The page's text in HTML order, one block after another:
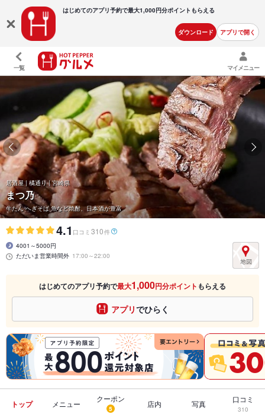
はじめてのアプリ予約で最大1,000円分ポイントもらえる
ダウンロード アプリで開く
一覧 マイメニュー
居酒屋 | 橘通り | 宮崎県
まつ乃
牛たん へぎそば 魚など焼酎、日本酒が豊富
4.1 口コミ 310件
4001～5000円
ただいま営業時間外 17:00～22:00
はじめてのアプリ予約で最大1,000円分ポイント もらえる
アプリでひらく
トップ メニュー
クーポン
5 店内 写真 口コミ
310